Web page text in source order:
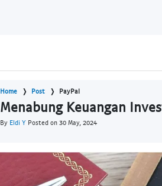
Home Post PayPal
Menabung Keuangan
By Eldi Y Posted on 30 May, 2024